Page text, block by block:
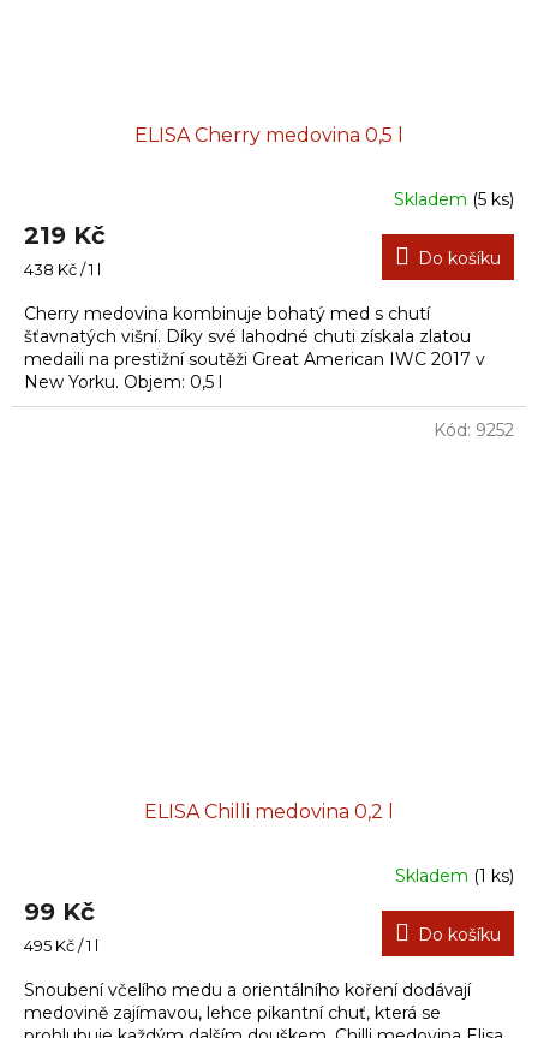
ELISA Cherry medovina 0,5 l
Skladem (5 ks)
219 Kč
Měrná
438 Kč / 1 l Do košíku
Cherry medovina kombinuje bohatý med s chutí
šťavnatých višní. Díky své lahodné chuti získala zlatou
medaili na prestižní soutěži Great American IWC 2017 v
New Yorku. Objem: 0,5 l
ELISA Chilli medovina 0,2 l
Skladem (1 ks)
99 Kč
Měrná
495 Kč / 1 l Do košíku
Snoubení včelího medu a orientálního koření dodávají
medovině zajímavou, lehce pikantní chuť, která se
Kód: 9252